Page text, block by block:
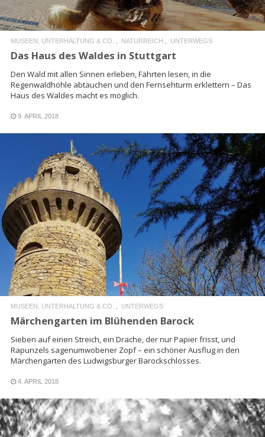
MUSEEN, UNTERHALTUNG & CO. NATURREICH UNTERWEGS
Das Haus des Waldes in Stuttgart
Den Wald mit allen Sinnen erleben, Fährten lesen, in die
Regenwaldhöhle abtauchen und den Fernsehturm erklettern – Das
Haus des Waldes macht es möglich.
9. APRIL 2018
READ MORE
MUSEEN, UNTERHALTUNG & CO. UNTERWEGS
Märchengarten im Blühenden Barock
Sieben auf einen Streich, ein Drache, der nur Papier frisst, und
Rapunzels sagenumwobener Zopf – ein schöner Ausflug in den
Märchengarten des Ludwigsburger Barockschlosses.
4. APRIL 2018